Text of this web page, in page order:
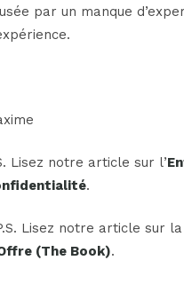
par un manque
Lisez notre article sur l’
.
Lisez notre article sur la
(The Book).